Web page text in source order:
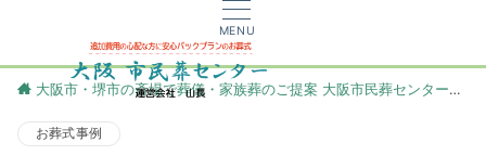
MENU
大阪市・堺市の斎場で葬儀・家族葬のご提案 大阪市民葬センター
お葬式事例